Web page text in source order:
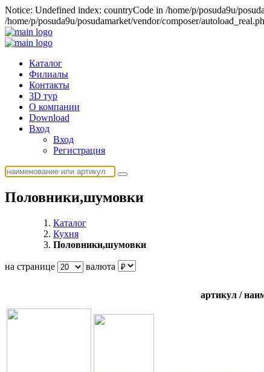
Notice: Undefined index: countryCode in /home/p/posuda9u/
/home/p/posuda9u/posudamarket/vendor/composer/
Каталог
Филиалы
Контакты
3D тур
О компании
Download
Вход
Вход
Регистрация
Половники,шумовки
Каталог
Кухня
Половники,шумовки
на странице валюта
артикул /